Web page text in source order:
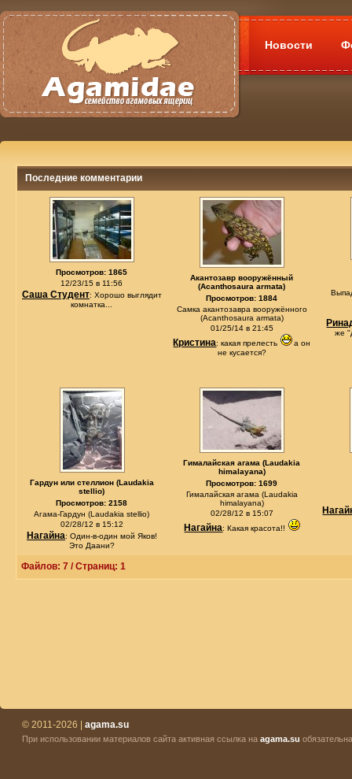
Новости
Последние комментарии
Просмотров: 1865
12/23/15 в 11:56
Саша Студент: Хорошо выглядит
комнатка...
Акантозавр вооружённый
(Acanthosaura armata)
Просмотров: 1884
Самка акантозавра вооружённого
(Acanthosaura armata)
01/25/14 в 21:45
Кристина: какая прелесть
а он
не кусается?
же
Гардун или стеллион (Laudakia
stellio)
Просмотров: 2158
Агама-Гардун (Laudakia stellio)
02/28/12 в 15:12
Нагайна: Один-в-один мой Яков!
Это Даани?
Гималайская агама (Laudakia
himalayana)
Просмотров: 1699
Гималайская агама (Laudakia
himalayana)
02/28/12 в 15:07
Нагайна: Какая красота!!
Файлов: 7 / Страниц: 1
© 2011-2026 | agama.su
При использовании материалов сайта активная ссылка на agama.su